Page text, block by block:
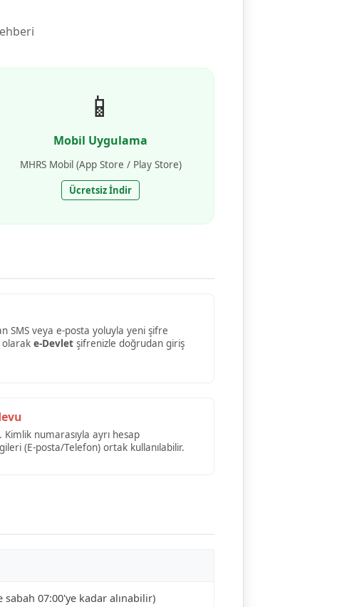
📱
Mobil Uygulama
MHRS Mobil (App Store / Play Store)
Ücretsiz İndir
SMS veya e-posta yoluyla yeni şifre
e-Devlet şifrenizle doğrudan giriş
numarasıyla ayrı hesap
(E-posta/Telefon) ortak kullanılabilir.
sabah 07:00'ye kadar alınabilir)